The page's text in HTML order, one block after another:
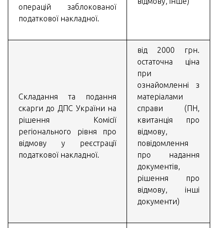
операцій заблокованої
податкової накладної.
Складання та подання
скарги до ДПС України на
рішення Комісії
регіонального рівня про
відмову у реєстрації
податкової накладної.
від 2000 грн.
остаточна ціна
при
ознайомленні з
матеріалами
справи (ПН,
квитанція про
відмову,
повідомлення
про надання
документів,
рішення про
відмову, інші
документи)